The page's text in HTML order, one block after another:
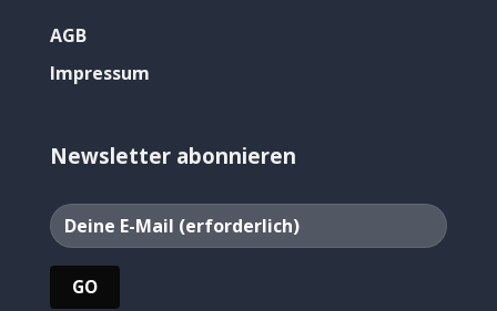
AGB
Impressum
Newsletter abonnieren